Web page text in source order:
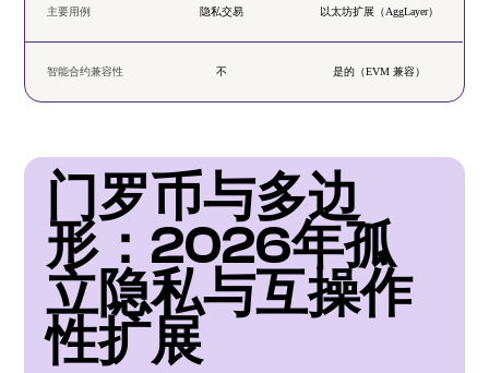
主要用例 隐私交易 以太坊扩展（AggLayer）
智能合约兼容性 不 是的（EVM 兼容）
门罗币与多边
形：2026年孤
立隐私与互操作
性扩展